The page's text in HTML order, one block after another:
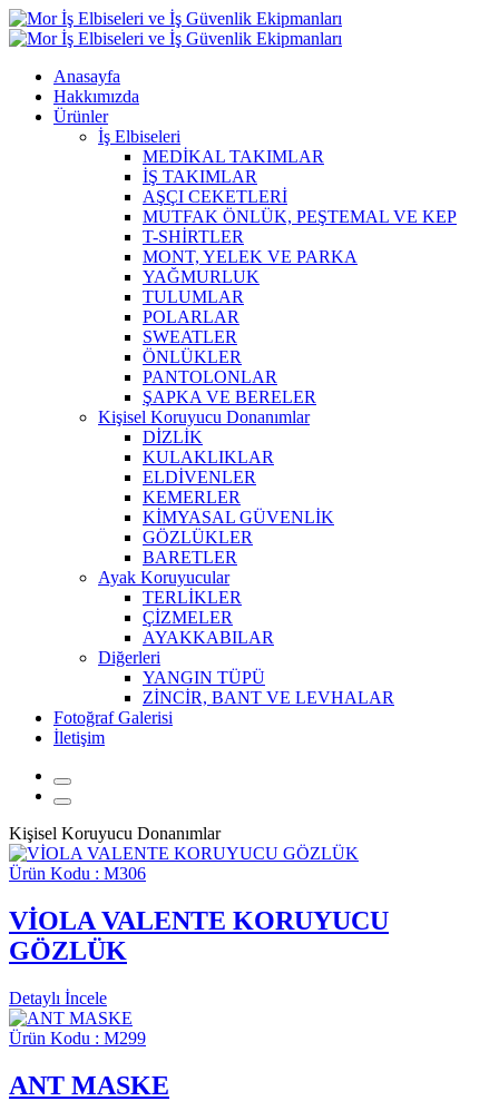
Anasayfa
Hakkımızda
Ürünler
İş Elbiseleri
MEDİKAL TAKIMLAR
İŞ TAKIMLAR
AŞÇI CEKETLERİ
MUTFAK ÖNLÜK, PEŞTEMAL VE KEP
T-SHİRTLER
MONT, YELEK VE PARKA
YAĞMURLUK
TULUMLAR
POLARLAR
SWEATLER
ÖNLÜKLER
PANTOLONLAR
ŞAPKA VE BERELER
Kişisel Koruyucu Donanımlar
DİZLİK
KULAKLIKLAR
ELDİVENLER
KEMERLER
KİMYASAL GÜVENLİK
GÖZLÜKLER
BARETLER
Ayak Koruyucular
TERLİKLER
ÇİZMELER
AYAKKABILAR
Diğerleri
YANGIN TÜPÜ
ZİNCİR, BANT VE LEVHALAR
Fotoğraf Galerisi
İletişim
Kişisel Koruyucu Donanımlar
Ürün Kodu : M306
VİOLA VALENTE KORUYUCU
GÖZLÜK
Detaylı İncele
Ürün Kodu : M299
ANT MASKE